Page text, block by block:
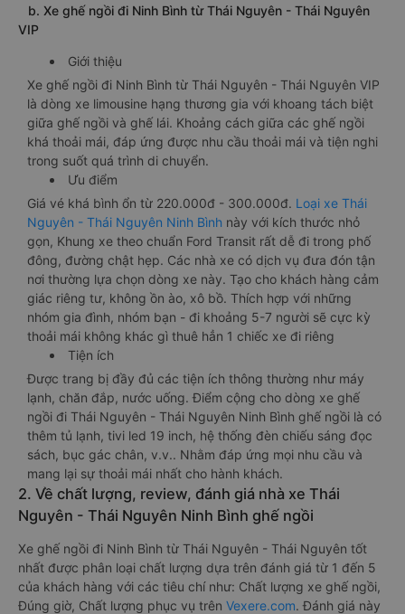
b. Xe ghế ngồi đi Ninh Bình từ Thái Nguyên - Thái Nguyên
VIP
Giới thiệu
Xe ghế ngồi đi Ninh Bình từ Thái Nguyên - Thái Nguyên VIP
là dòng xe limousine hạng thương gia với khoang tách biệt
giữa ghế ngồi và ghế lái. Khoảng cách giữa các ghế ngồi
khá thoải mái, đáp ứng được nhu cầu thoải mái và tiện nghi
trong suốt quá trình di chuyển.
Ưu điểm
Giá vé khá bình ổn từ 220.000đ - 300.000đ. Loại xe Thái
Nguyên - Thái Nguyên Ninh Bình này với kích thước nhỏ
gọn, Khung xe theo chuẩn Ford Transit rất dễ đi trong phố
đông, đường chật hẹp. Các nhà xe có dịch vụ đưa đón tận
nơi thường lựa chọn dòng xe này. Tạo cho khách hàng cảm
giác riêng tư, không ồn ào, xô bồ. Thích hợp với những
nhóm gia đình, nhóm bạn - đi khoảng 5-7 người sẽ cực kỳ
thoải mái không khác gì thuê hẳn 1 chiếc xe đi riêng
Tiện ích
Được trang bị đầy đủ các tiện ích thông thường như máy
lạnh, chăn đắp, nước uống. Điểm cộng cho dòng xe ghế
ngồi đi Thái Nguyên - Thái Nguyên Ninh Bình ghế ngồi là có
thêm tủ lạnh, tivi led 19 inch, hệ thống đèn chiếu sáng đọc
sách, bục gác chân, v.v.. Nhằm đáp ứng mọi nhu cầu và
mang lại sự thoải mái nhất cho hành khách.
2. Về chất lượng, review, đánh giá nhà xe Thái
Nguyên - Thái Nguyên Ninh Bình ghế ngồi
Xe ghế ngồi đi Ninh Bình từ Thái Nguyên - Thái Nguyên tốt
nhất được phân loại chất lượng dựa trên đánh giá từ 1 đến 5
của khách hàng với các tiêu chí như: Chất lượng xe ghế ngồi,
Đúng giờ, Chất lượng phục vụ trên Vexere.com. Đánh giá này